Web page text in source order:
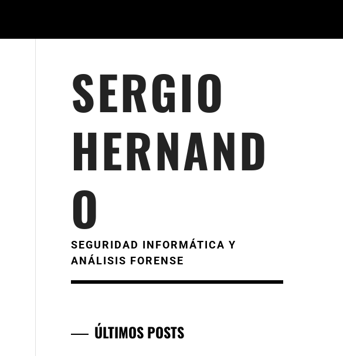
SERGIO
HERNAND
O
SEGURIDAD INFORMÁTICA Y
ANÁLISIS FORENSE
ÚLTIMOS POSTS